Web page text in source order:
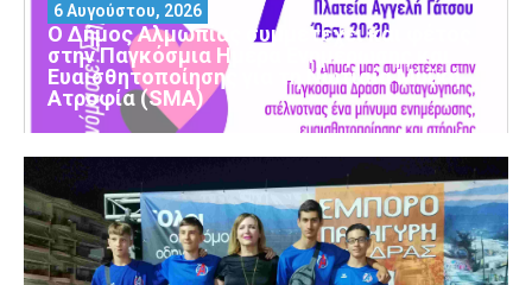
Ο Δήμος Αλμωπίας συμμετέχει και φέτος
στην Παγκόσμια Ημέρα Ενημέρωσης και
Ευαισθητοποίησης για τη Νωτιαία Μυϊκή
Ατροφία (SMA)
6 Αυγούστου, 2026